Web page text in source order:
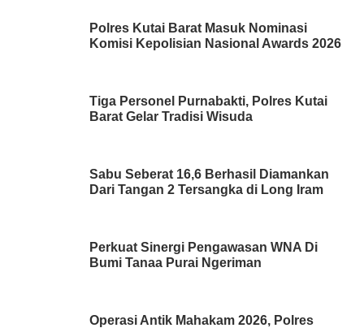
Polres Kutai Barat Masuk Nominasi
Komisi Kepolisian Nasional Awards 2026
Tiga Personel Purnabakti, Polres Kutai
Barat Gelar Tradisi Wisuda
Sabu Seberat 16,6 Berhasil Diamankan
Dari Tangan 2 Tersangka di Long Iram
Perkuat Sinergi Pengawasan WNA Di
Bumi Tanaa Purai Ngeriman
Operasi Antik Mahakam 2026, Polres